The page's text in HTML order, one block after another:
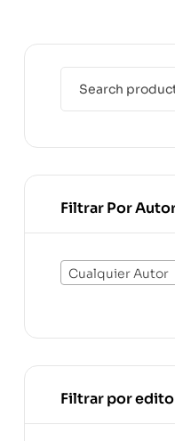
Filtrar Por
Cualquier Autor
Filtrar por